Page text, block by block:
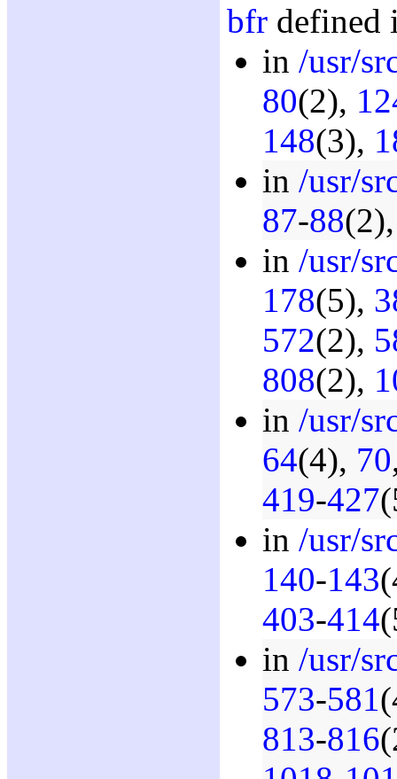
bfr
in /usr/
80(2),
148(3),
in /usr/
87-88
in /usr/
178(5),
572(2),
808(2),
in /usr/
64(4), 70
419-427
in /usr/
140-143
403-414
in /usr/
573-581
813-816